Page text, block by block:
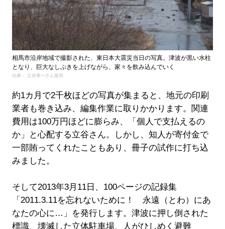
相馬市沿岸地域で撮影された、東日本大震災当日の写真。津波が黒い水柱
となり、巨大なしぶきを上げながら、家々を飲み込んでいく
出典： 立谷幸一さん提供
約1カ月で2千枚ほどの写真が集まると、地元の印刷
業者も巻き込み、編集作業に取りかかります。関連
費用は100万円ほどに膨らみ、「個人で支払えるの
か」と心配する立谷さん。しかし、知人が寄付金で
一部賄ってくれたこともあり、冊子の試作に打ち込
みました。
そして2013年3月11日、100ページの記録集
「2011.3.11を忘れないために！ 永遠（とわ）にあ
なたの心に…」を発行します。津波に押し倒された
標識、壊滅した立体駐車場、人がひしめく避難